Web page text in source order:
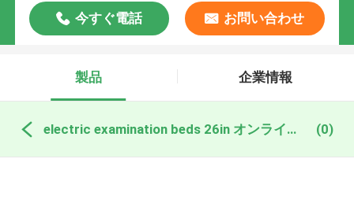
今すぐ電話 お問い合わせ
製品 企業情報
electric examination beds 26in オンライン製造 (0)